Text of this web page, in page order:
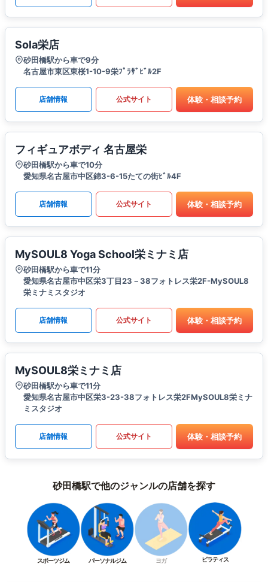
Sola栄店
砂田橋駅から車で9分
名古屋市東区東桜1-10-9栄ﾌﾟﾗｻﾞﾋﾞﾙ2F
店舗情報 公式サイト 体験・相談予約
フィギュアボディ 名古屋栄
砂田橋駅から車で10分
愛知県名古屋市中区錦3-6-15たての街ﾋﾞﾙ4F
店舗情報 公式サイト 体験・相談予約
MySOUL8 Yoga School栄ミナミ店
砂田橋駅から車で11分
愛知県名古屋市中区栄3丁目23－38フォトレス栄2F-MySOUL8
栄ミナミスタジオ
店舗情報 公式サイト 体験・相談予約
MySOUL8栄ミナミ店
砂田橋駅から車で11分
愛知県名古屋市中区栄3-23-38フォトレス栄2FMySOUL8栄ミナ
ミスタジオ
店舗情報 公式サイト 体験・相談予約
砂田橋駅で他のジャンルの店舗を探す
スポーツジム パーソナルジム ヨガ ピラティス